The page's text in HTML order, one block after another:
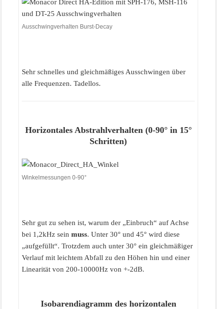
Ausschwingverhalten Burst-Decay
Sehr schnelles und gleichmäßiges Ausschwingen über
alle Frequenzen. Tadellos.
Horizontales Abstrahlverhalten (0-90° in 15°
Schritten)
Winkelmessungen 0-90°
Sehr gut zu sehen ist, warum der „Einbruch“ auf Achse
bei 1,2kHz sein muss. Unter 30° und 45° wird diese
„aufgefüllt“. Trotzdem auch unter 30° ein gleichmäßiger
Verlauf mit leichtem Abfall zu den Höhen hin und einer
Linearität von 200-10000Hz von +-2dB.
Isobarendiagramm des horizontalen